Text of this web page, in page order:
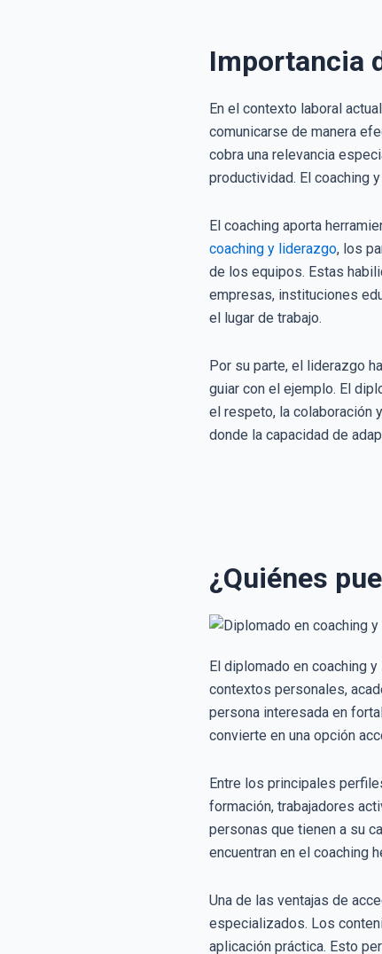
Importancia
En el contexto laboral
comunicarse de manera
cobra una relevancia
productividad. El coaching
El coaching aporta
coaching y liderazgo, los
de los equipos. Estas
empresas, instituciones
el lugar de trabajo.
Por su parte, el liderazgo
guiar con el ejemplo. El
el respeto, la colaboración
donde la capacidad de
¿Quiénes
El diplomado en coaching
contextos personales,
persona interesada en
convierte en una opción
Entre los principales
formación, trabajadores
personas que tienen a su
encuentran en el coaching
Una de las ventajas de
especializados. Los
aplicación práctica. Esto